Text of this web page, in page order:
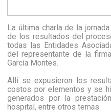
La última charla de la
de los resultados del
todas las Entidades
del representante de la
García Montes.
Allí se expusieron los
costos por elementos y se
generados por la
hospital, entre otros temas.